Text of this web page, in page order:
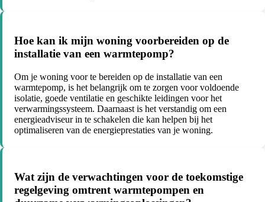
Hoe kan ik mijn woning voorbereiden op de
installatie van een warmtepomp?
Om je woning voor te bereiden op de installatie van een
warmtepomp, is het belangrijk om te zorgen voor voldoende
isolatie, goede ventilatie en geschikte leidingen voor het
verwarmingssysteem. Daarnaast is het verstandig om een
energieadviseur in te schakelen die kan helpen bij het
optimaliseren van de energieprestaties van je woning.
Wat zijn de verwachtingen voor de toekomstige
regelgeving omtrent warmtepompen en